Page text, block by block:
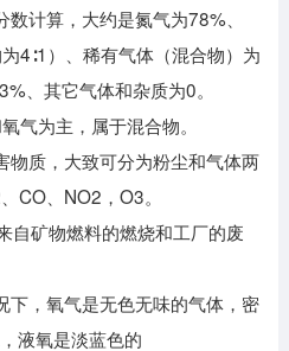
计算，大约是氮气为78%、
4∶1）、稀有气体（混合物）为
、其它气体和杂质为0。
气为主，属于混合物。
质，大致可分为粉尘和气体两
CO、NO2，O3。
矿物燃料的燃烧和工厂的废
，氧气是无色无味的气体，密
液氧是淡蓝色的